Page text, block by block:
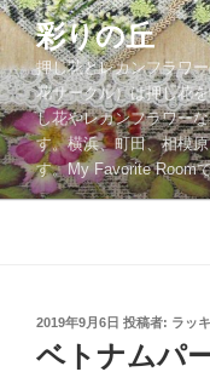
コ
ン
テ
ン
ツ
へ
ス
彩りの丘
押し花とレカンフラワ
花サークル）は押し花
し花やレカンフラワー
す。横浜、町田、相模
す。My Favorite Room
投
日:
2019年9月6日 投稿者: ラッ
ベトナムパ